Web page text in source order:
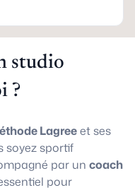
studio
?
Lagreeet ses
soyez sportif
par un coach
pour